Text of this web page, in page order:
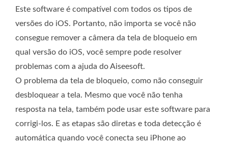
Este software é compatível com todos os tipos de
versões do iOS. Portanto, não importa se você não
consegue remover a câmera da tela de bloqueio em
qual versão do iOS, você sempre pode resolver
problemas com a ajuda do Aiseesoft.
O problema da tela de bloqueio, como não conseguir
desbloquear a tela. Mesmo que você não tenha
resposta na tela, também pode usar este software para
corrigi-los. E as etapas são diretas e toda detecção é
automática quando você conecta seu iPhone ao